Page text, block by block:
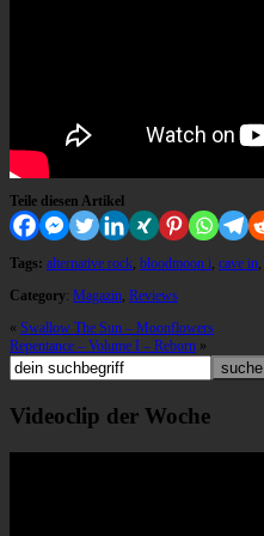
Teile diesen Artikel
Tags: alternative rock, bloodmoon i, cave in,
Category: Magazin, Reviews
« Swallow The Sun – Moonflowers
Repentance – Volume I – Reborn »
Videoclip der Woche